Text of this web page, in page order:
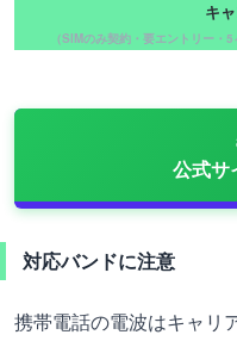
キ
（SIMのみ契約・要エントリー・
公式サ
対応バンドに注意
携帯電話の電波はキャリ